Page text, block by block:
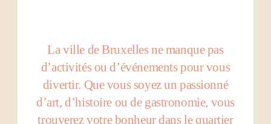
La ville de Bruxelles ne manque pas
d’activités ou d’événements pour vous
divertir. Que vous soyez un passionné
d’art, d’histoire ou de gastronomie, vous
trouverez votre bonheur dans le quartier